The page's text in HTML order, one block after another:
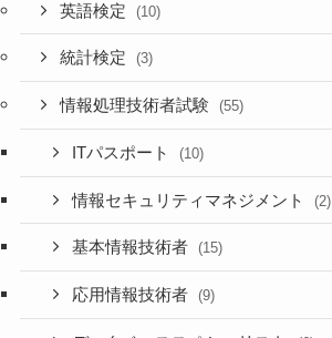
英語検定 (10)
統計検定 (3)
情報処理技術者試験 (55)
ITパスポート (10)
情報セキュリティマネジメント (2)
基本情報技術者 (15)
応用情報技術者 (9)